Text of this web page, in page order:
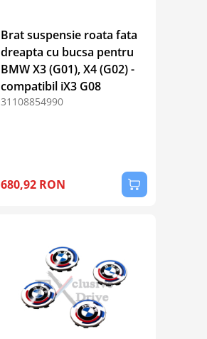
Brat suspensie roata fata
dreapta cu bucsa pentru
BMW X3 (G01), X4 (G02) -
compatibil iX3 G08
31108854990
680,92 RON